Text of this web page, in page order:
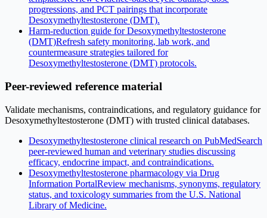
progressions, and PCT pairings that incorporate
Desoxymethyltestosterone (DMT).
Harm-reduction guide for Desoxymethyltestosterone
(DMT)Refresh safety monitoring, lab work, and
countermeasure strategies tailored for
Desoxymethyltestosterone (DMT) protocols.
Peer-reviewed reference material
Validate mechanisms, contraindications, and regulatory guidance for
Desoxymethyltestosterone (DMT) with trusted clinical databases.
Desoxymethyltestosterone clinical research on PubMedSearch
peer-reviewed human and veterinary studies discussing
efficacy, endocrine impact, and contraindications.
Desoxymethyltestosterone pharmacology via Drug
Information PortalReview mechanisms, synonyms, regulatory
status, and toxicology summaries from the U.S. National
Library of Medicine.